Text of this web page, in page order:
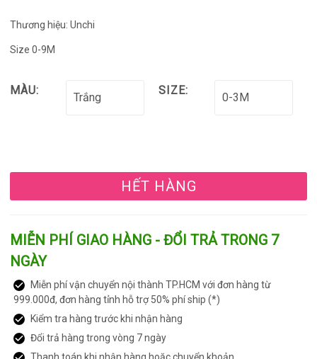
Thương hiệu: Unchi
Size 0-9M
MÀU: SIZE:
HẾT HÀNG
MIỄN PHÍ GIAO HÀNG - ĐỔI TRẢ TRONG 7
NGÀY
Miễn phí vận chuyển nội thành TP.HCM với đơn hàng từ
999.000đ, đơn hàng tỉnh hỗ trợ 50% phí ship (*)
Kiểm tra hàng trước khi nhận hàng
Đổi trả hàng trong vòng 7 ngày